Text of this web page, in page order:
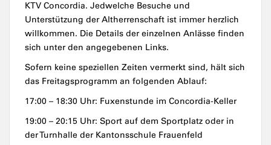
KTV Concordia. Jedwelche Besuche und
Unterstützung der Altherrenschaft ist immer herzlich
willkommen. Die Details der einzelnen Anlässe finden
sich unter den angegebenen Links.
Sofern keine speziellen Zeiten vermerkt sind, hält sich
das Freitagsprogramm an folgenden Ablauf:
17:00 – 18:30 Uhr: Fuxenstunde im Concordia-Keller
19:00 – 20:15 Uhr: Sport auf dem Sportplatz oder in
der Turnhalle der Kantonsschule Frauenfeld